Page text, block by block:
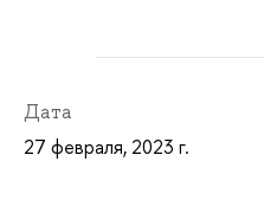
Дата
27 февраля, 2023 г.